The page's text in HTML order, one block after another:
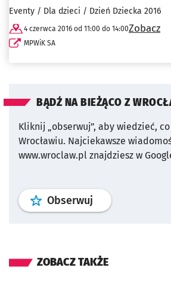
Eventy / Dla dzieci / Dzień Dziecka 2016
4 czerwca 2016 od 11:00 do 14:00
MPWiK SA
Zobacz
BĄDŹ NA BIEŻĄCO Z
Kliknij „obserwuj”, aby wiedzieć,
Wrocławiu. Najciekawsze
www.wroclaw.pl znajdziesz w
Obserwuj profil
ZOBACZ TAKŻE